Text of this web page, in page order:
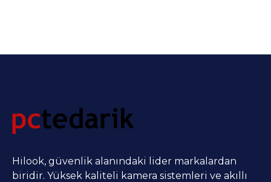
Hilook, güvenlik alanındaki lider markalardan
biridir. Yüksek kaliteli kamera sistemleri ve akıllı